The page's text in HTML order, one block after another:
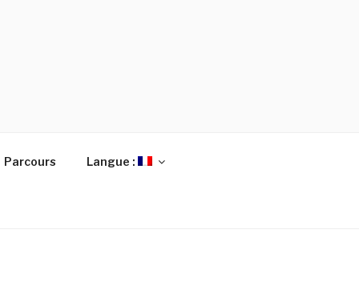
Parcours Langue :